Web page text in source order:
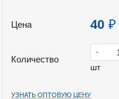
Цена 40 ₽
Количество
-
шт
УЗНАТЬ ОПТОВУЮ ЦЕНУ